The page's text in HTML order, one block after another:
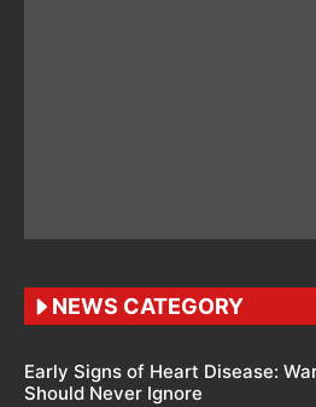
NEWS CATEGORY
Early Signs of Heart Disease:
Should Never Ignore